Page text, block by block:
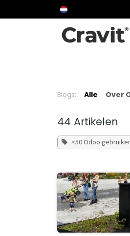
Blogs: Alle Over
44 Artikelen
<50 Odoo